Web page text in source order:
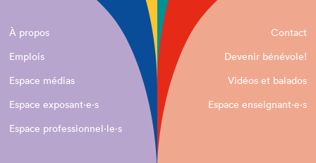
À propos
Contact
Emplois
Devenir bénévole!
Espace médias
Vidéos et balados
Espace exposant·e⋅s
Espace enseignant·e⋅s
Espace professionnel·le⋅s